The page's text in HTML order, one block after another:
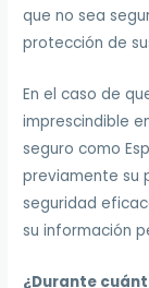
que no sea
protección de
En el caso de
imprescindible
seguro como
previamente su
seguridad
su información
¿Durante